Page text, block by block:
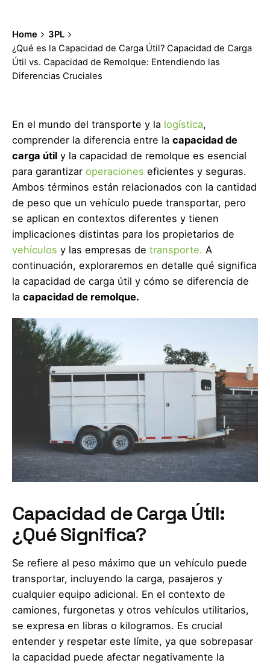
Home
3PL
¿Qué es la Capacidad de Carga Útil? Capacidad de Carga
Útil vs. Capacidad de Remolque: Entendiendo las
Diferencias Cruciales
En el mundo del transporte y la logística,
comprender la diferencia entre la capacidad de
carga útil y la capacidad de remolque es esencial
para garantizar operaciones eficientes y seguras.
Ambos términos están relacionados con la cantidad
de peso que un vehículo puede transportar, pero
se aplican en contextos diferentes y tienen
implicaciones distintas para los propietarios de
vehículos y las empresas de transporte. A
continuación, exploraremos en detalle qué significa
la capacidad de carga útil y cómo se diferencia de
la capacidad de remolque.
Capacidad de Carga Útil:
¿Qué Significa?
Se refiere al peso máximo que un vehículo puede
transportar, incluyendo la carga, pasajeros y
cualquier equipo adicional. En el contexto de
camiones, furgonetas y otros vehículos utilitarios,
se expresa en libras o kilogramos. Es crucial
entender y respetar este límite, ya que sobrepasar
la capacidad puede afectar negativamente la